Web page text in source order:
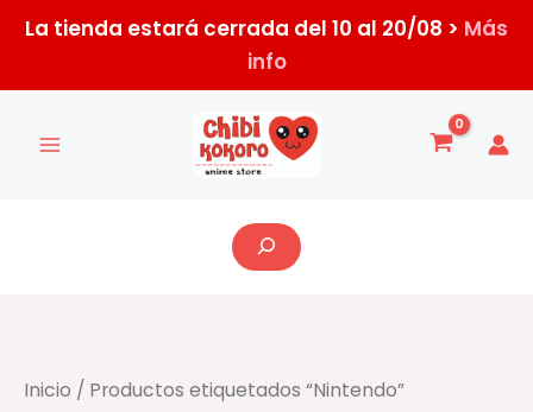
La tienda estará cerrada del 10 al 20/08 > Más
info
Inicio / Productos etiquetados “Nintendo”